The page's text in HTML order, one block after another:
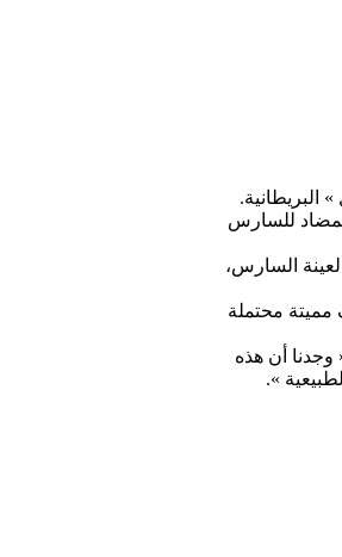
البريطانية.
للسارس
السارس،
محتملة
وجدنا أن هذه
».